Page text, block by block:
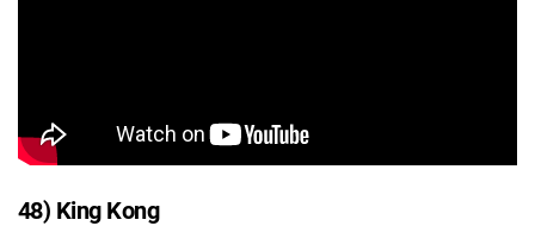
48) King Kong